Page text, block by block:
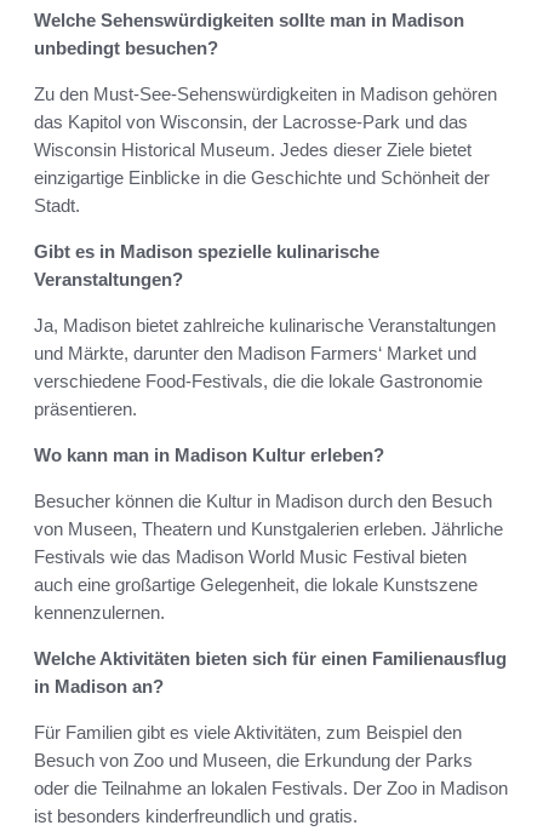
Welche Sehenswürdigkeiten sollte man in Madison
unbedingt besuchen?
Zu den Must-See-Sehenswürdigkeiten in Madison gehören
das Kapitol von Wisconsin, der Lacrosse-Park und das
Wisconsin Historical Museum. Jedes dieser Ziele bietet
einzigartige Einblicke in die Geschichte und Schönheit der
Stadt.
Gibt es in Madison spezielle kulinarische
Veranstaltungen?
Ja, Madison bietet zahlreiche kulinarische Veranstaltungen
und Märkte, darunter den Madison Farmers‘ Market und
verschiedene Food-Festivals, die die lokale Gastronomie
präsentieren.
Wo kann man in Madison Kultur erleben?
Besucher können die Kultur in Madison durch den Besuch
von Museen, Theatern und Kunstgalerien erleben. Jährliche
Festivals wie das Madison World Music Festival bieten
auch eine großartige Gelegenheit, die lokale Kunstszene
kennenzulernen.
Welche Aktivitäten bieten sich für einen Familienausflug
in Madison an?
Für Familien gibt es viele Aktivitäten, zum Beispiel den
Besuch von Zoo und Museen, die Erkundung der Parks
oder die Teilnahme an lokalen Festivals. Der Zoo in Madison
ist besonders kinderfreundlich und gratis.